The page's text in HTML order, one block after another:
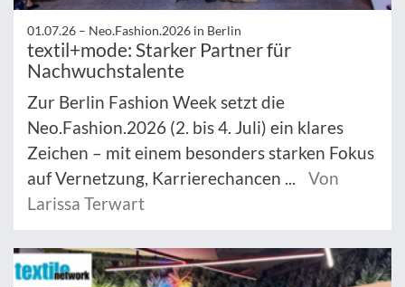
01.07.26 – Neo.Fashion.2026 in Berlin
textil+mode: Starker Partner für
Nachwuchstalente
Zur Berlin Fashion Week setzt die
Neo.Fashion.2026 (2. bis 4. Juli) ein klares
Zeichen – mit einem besonders starken Fokus
auf Vernetzung, Karrierechancen ...
Von
Larissa Terwart